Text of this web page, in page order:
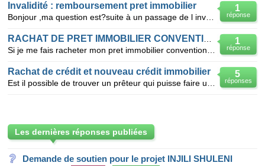
1
réponse
Invalidité : remboursement pret immobilier
1
réponse
5
réponses
Rachat de crédit et nouveau crédit immobilier
Les dernières réponses publiées
Demande de soutien pour le projet INJILI SHULENI